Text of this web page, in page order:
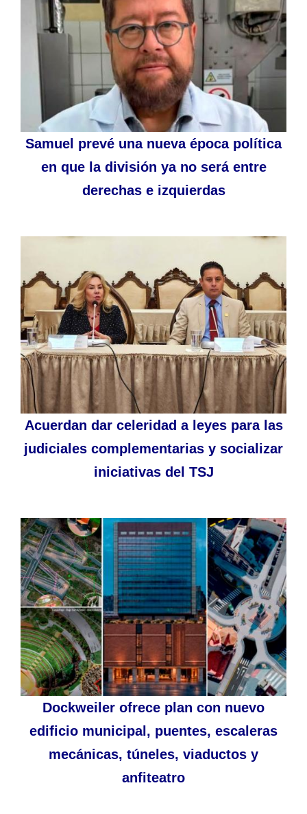
Samuel prevé una nueva época política
en que la división ya no será entre
derechas e izquierdas
Acuerdan dar celeridad a leyes para las
judiciales complementarias y socializar
iniciativas del TSJ
Dockweiler ofrece plan con nuevo
edificio municipal, puentes, escaleras
mecánicas, túneles, viaductos y
anfiteatro